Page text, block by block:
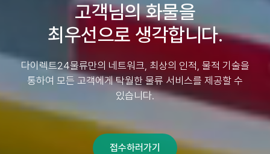
고객님의 화물을
최우선으로 생각합니다.
다이렉트24물류만의 네트워크, 최상의 인적, 물적 기술을
통하여 모든 고객에게 탁월한 물류 서비스를 제공할 수
있습니다.
접수하러가기